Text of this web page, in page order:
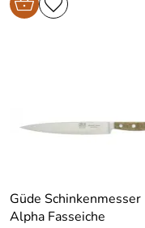
Güde Schinkenmesser
Alpha Fasseiche